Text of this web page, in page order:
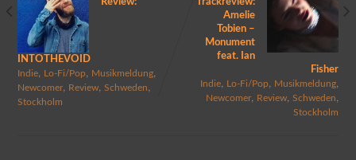
INTOTHEVOID
Indie, Lo-Fi/Pop, Musikmeldung,
Newcomer, Review, Schweden,
Stockholm
Amelie
Tobien –
Monument
feat. Ian
Fisher
Indie, Lo-Fi/Pop, Musikmeldung,
Newcomer, Review,Schweden,
Stockholm